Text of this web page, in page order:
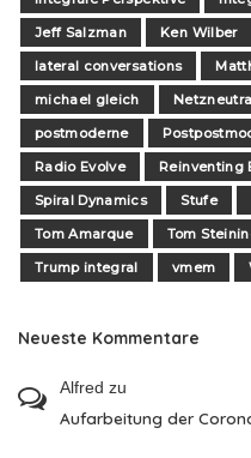
Jeff Salzman
Ken Wilber
lateral conversations
michael gleich
postmoderne
Radio Evolve
Reinventing
Spiral Dynamics
Stufe
Tom Amarque
Tom
Trump integral
vmem
Neueste Kommentare
Alfred zu
Aufarbeitung der